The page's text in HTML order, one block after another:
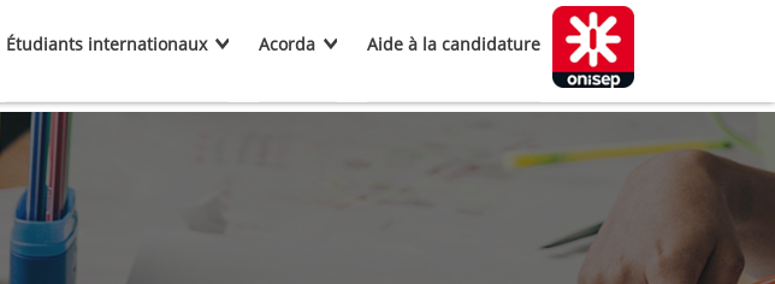
Étudiants internationaux Acorda Aide à la candidature